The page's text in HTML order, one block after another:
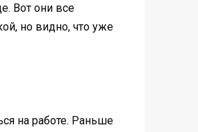
Вот они все
но видно, что уже
на работе. Раньше